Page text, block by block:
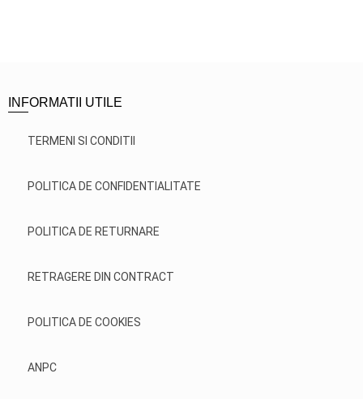
INFORMATII UTILE
TERMENI SI CONDITII
POLITICA DE CONFIDENTIALITATE
POLITICA DE RETURNARE
RETRAGERE DIN CONTRACT
POLITICA DE COOKIES
ANPC